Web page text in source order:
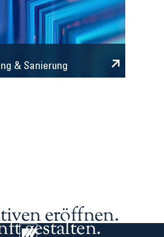
& Sanierung
eröffnen.
gestalten.